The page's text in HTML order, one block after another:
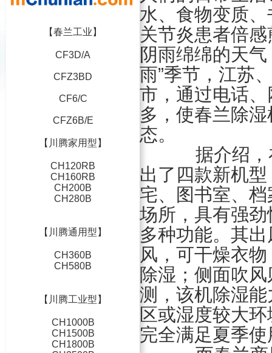
【春兰工业】
CF3D/A
CFZ3BD
CF6/C
CFZ6B/E
【川腾家用型】
CH120RB
CH160RB
CH200B
CH280B
【川腾通用型】
CH360B
CH580B
【川腾工业型】
CH1000B
CH1500B
CH1800B
水、食物变质
关节炎患者倍
阴雨绵绵的天
雨”季节，江苏
市，通过电话
多，使春兰除
态。
据介绍，
出了四款新机
宅、图书室、
场所，具有强
多种功能。其
风，可干燥衣
除湿；侧面吹
测，该机除湿
区或湿度较大
完全满足夏季